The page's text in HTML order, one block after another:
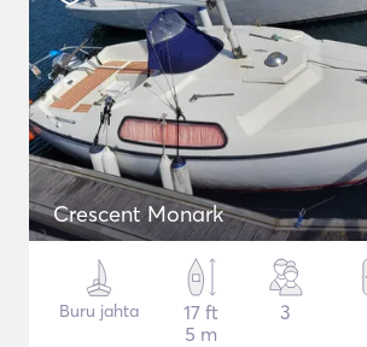
Crescent Monark
Buru jahta
17 ft
5 m
3